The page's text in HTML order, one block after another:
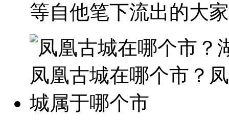
等自他笔下流出的大